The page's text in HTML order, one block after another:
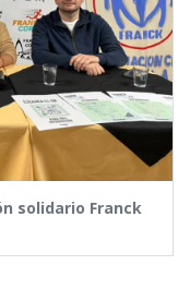
solidario Franck